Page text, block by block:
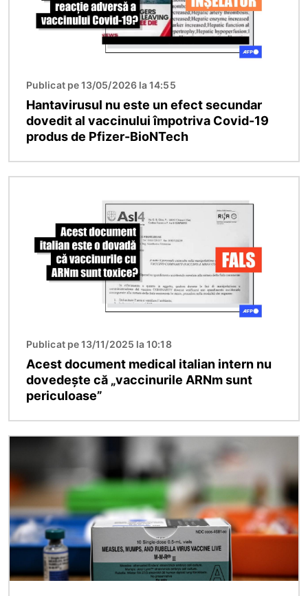
Publicat pe 13/05/2026 la 14:55
Hantavirusul nu este un efect secundar
dovedit al vaccinului împotriva Covid-19
produs de Pfizer-BioNTech
Publicat pe 13/11/2025 la 10:18
Acest document medical italian intern nu
dovedește că „vaccinurile ARNm sunt
periculoase”